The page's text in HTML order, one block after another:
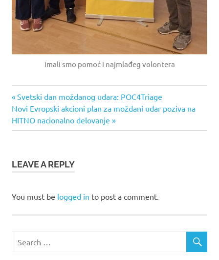
imali smo pomoć i najmlađeg volontera
stroke
WSD
Post
navigation
Previous
Post:
Svetski dan moždanog udara: POC4Triage
Next
Post:
Novi Evropski akcioni plan za moždani udar poziva na
HITNO nacionalno delovanje
LEAVE A REPLY
You must be logged in to post a comment.